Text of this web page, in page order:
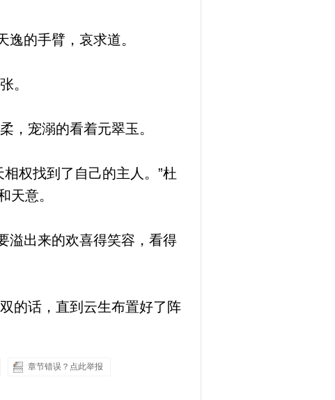
的手臂，哀求道。
。
，宠溺的看着元翠玉。
权找到了自己的主人。”杜
天意。
溢出来的欢喜得笑容，看得
的话，直到云生布置好了阵
章节错误？点此举报